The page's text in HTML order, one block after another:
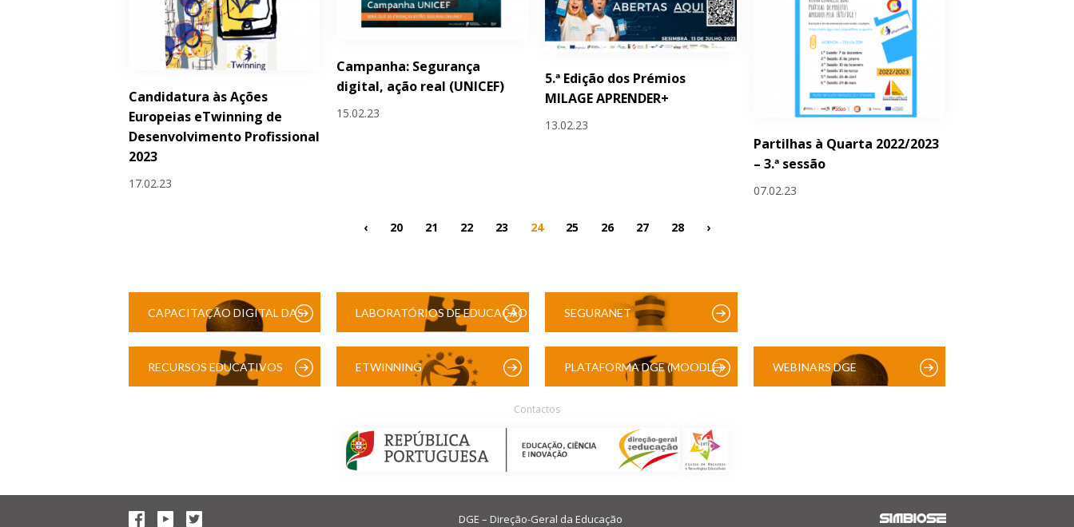
Candidatura às Ações
Europeias eTwinning de
Desenvolvimento Profissional
2023
17.02.23
Campanha: Segurança
digital, ação real (UNICEF)
15.02.23
5.ª Edição dos Prémios
MILAGE APRENDER+
13.02.23
Partilhas à Quarta 2022/2023
– 3.ª sessão
07.02.23
‹ 20 21 22 23 24 25 26 27 28 ›
CAPACITAÇÃO DIGITAL DAS LABORATÓRIOS DE EDUCAÇÃO SEGURANET
RECURSOS EDUCATIVOS ETWINNING PLATAFORMA DGE (MOODLE) WEBINARS DGE
Contactos
DGE – Direção-Geral da Educação